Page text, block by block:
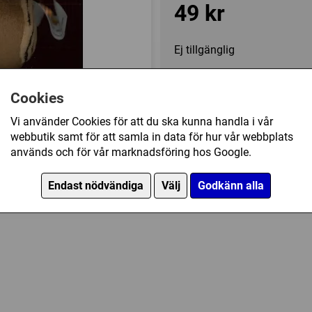
Cookies
Vi använder Cookies för att du ska kunna handla i vår
webbutik samt för att samla in data för hur vår webbplats
används och för vår marknadsföring hos Google.
Endast nödvändiga Välj Godkänn alla
49 kr
Ej tillgänglig
Försälj. rank:14559/18132
(Wood) har också köpt